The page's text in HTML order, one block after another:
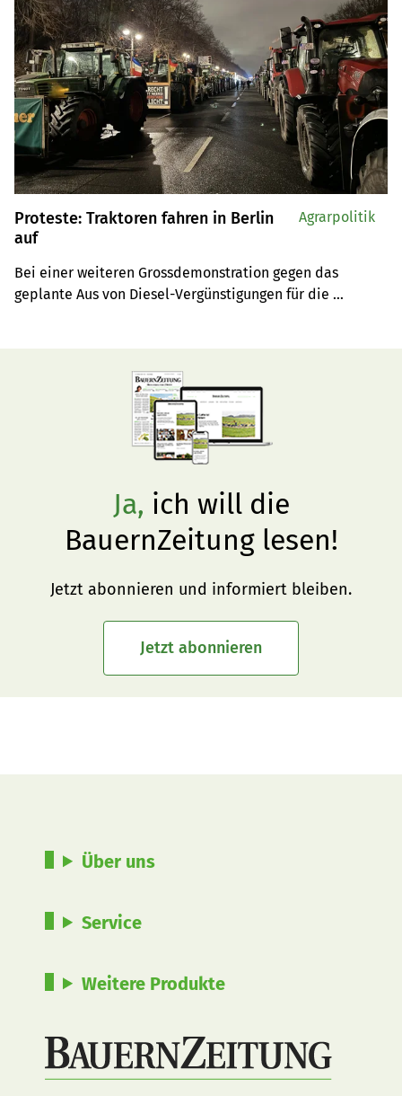
Proteste: Traktoren fahren in Berlin
auf
Bei einer weiteren Grossdemonstration gegen das
geplante Aus von Diesel-Vergünstigungen für die
Agrarpolitik
Ja, ich will die
BauernZeitung lesen!
Jetzt abonnieren und informiert bleiben.
Jetzt abonnieren
Über uns
Service
Weitere Produkte